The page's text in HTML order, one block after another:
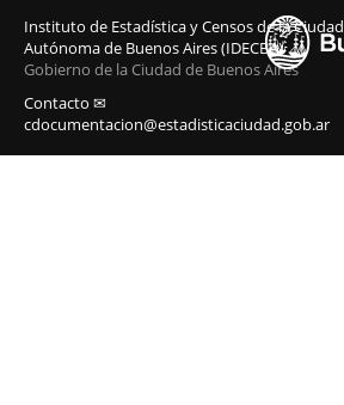
Instituto de Estadística y Censos de la Ciudad
Autónoma de Buenos Aires (IDECBA)
Gobierno de la Ciudad de Buenos Aires
Contacto ✉
cdocumentacion@estadisticaciudad.gob.ar